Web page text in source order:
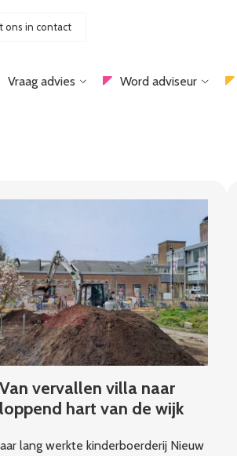
ons in contact
Vraag advies Word adviseur
Van vervallen villa naar
hart van de wijk
lang werkte kinderboerderij Nieuw